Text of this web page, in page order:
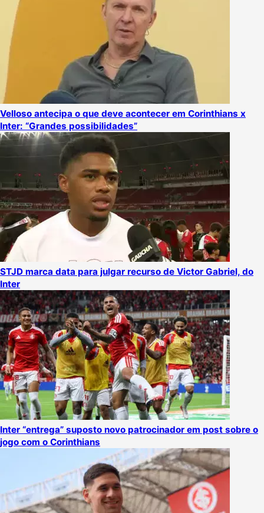
Velloso antecipa o que deve acontecer em Corinthians x
Inter: “Grandes possibilidades”
STJD marca data para julgar recurso de Victor Gabriel, do
Inter
Inter “entrega” suposto novo patrocinador em post sobre o
jogo com o Corinthians